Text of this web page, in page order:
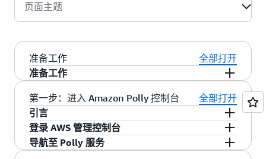
页面主题
准备工作
全部打开
准备工作
一个亚马逊云科技账户 ：本教程所有操作的前
提。
区域适用性与费用说明
第一步：进入 Amazon Polly 控制台
全部打开
引言
让我们从找到这个神奇的“声音”工具开始。
登录 AWS 管理控制台
使用您的账户登录到 AWS 管理控制台。
导航至 Polly 服务